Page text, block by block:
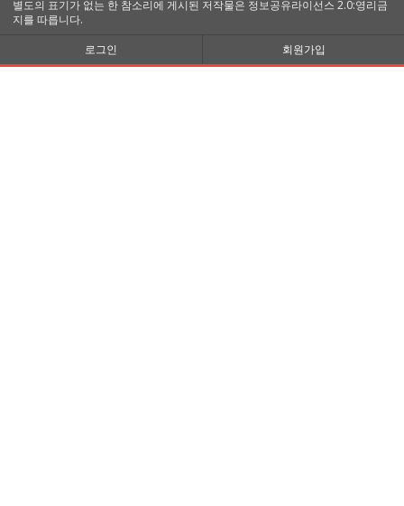
별도의 표기가 없는 한 참소리에 게시된 저작물은 정보공유라이선스 2.0:영리금
지를 따릅니다.
로그인
회원가입